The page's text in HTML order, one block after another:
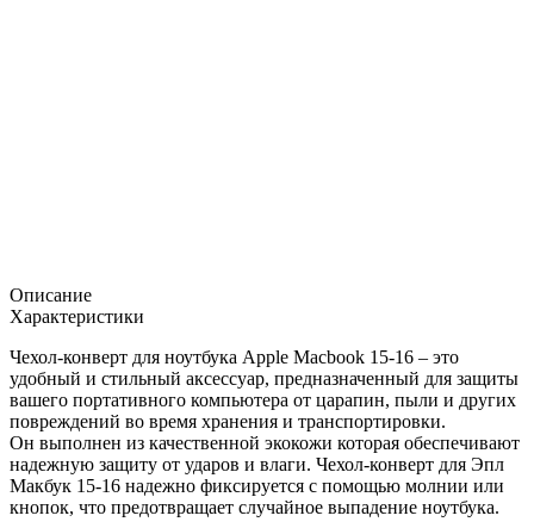
Описание
Характеристики
Чехол-конверт для ноутбука Apple Macbook 15-16 – это
удобный и стильный аксессуар, предназначенный для защиты
вашего портативного компьютера от царапин, пыли и других
повреждений во время хранения и транспортировки.
Он выполнен из качественной экокожи которая обеспечивают
надежную защиту от ударов и влаги. Чехол-конверт для Эпл
Макбук 15-16 надежно фиксируется с помощью молнии или
кнопок, что предотвращает случайное выпадение ноутбука.